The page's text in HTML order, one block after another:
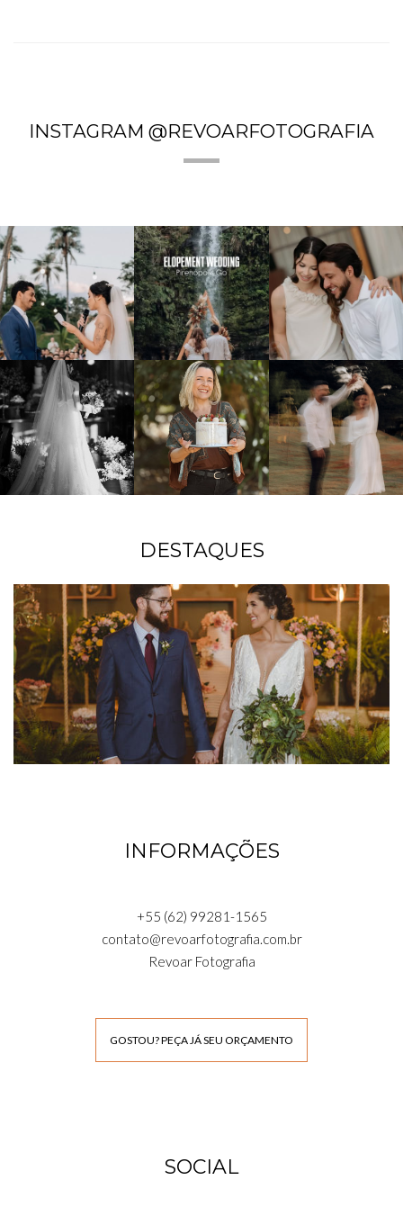
INSTAGRAM @REVOARFOTOGRAFIA
DESTAQUES
INFORMAÇÕES
+55 (62) 99281-1565
contato@revoarfotografia.com.br
Revoar Fotografia
GOSTOU? PEÇA JÁ SEU ORÇAMENTO
SOCIAL